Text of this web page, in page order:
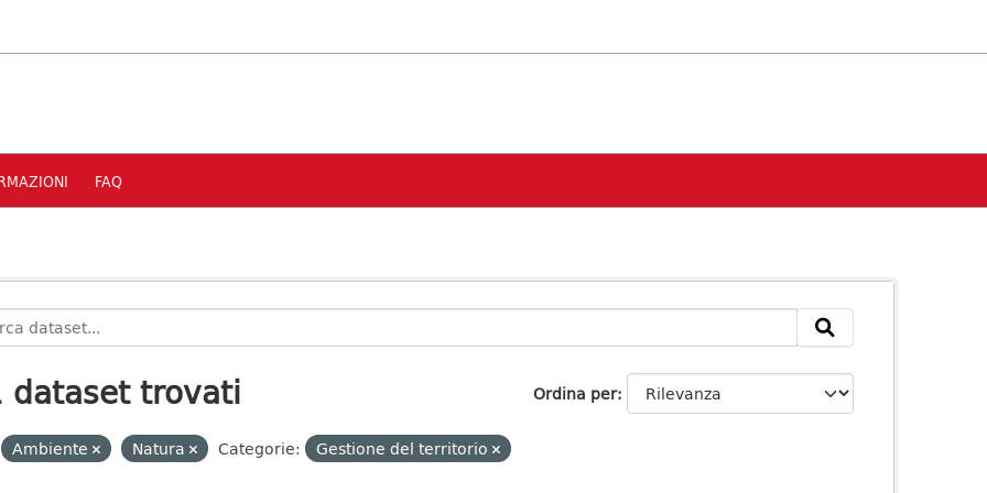
FAQ
Ordina per
dataset trovati
Ambiente Natura Categorie: Gestione del territorio